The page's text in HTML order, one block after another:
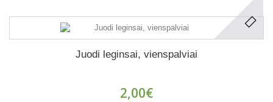
Juodi leginsai, vienspalviai
2,00€